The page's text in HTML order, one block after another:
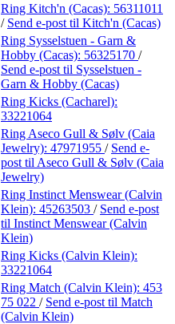
Ring Kitch'n (Cacas): 56311011
/ Send e-post til Kitch'n (Cacas)
Ring Sysselstuen - Garn &
Hobby (Cacas): 56325170 /
Send e-post til Sysselstuen -
Garn & Hobby (Cacas)
Ring Kicks (Cacharel):
33221064
Ring Aseco Gull & Sølv (Caia
Jewelry): 47971955 / Send e-
post til Aseco Gull & Sølv (Caia
Jewelry)
Ring Instinct Menswear (Calvin
Klein): 45263503 / Send e-post
til Instinct Menswear (Calvin
Klein)
Ring Kicks (Calvin Klein):
33221064
Ring Match (Calvin Klein): 453
75 022 / Send e-post til Match
(Calvin Klein)